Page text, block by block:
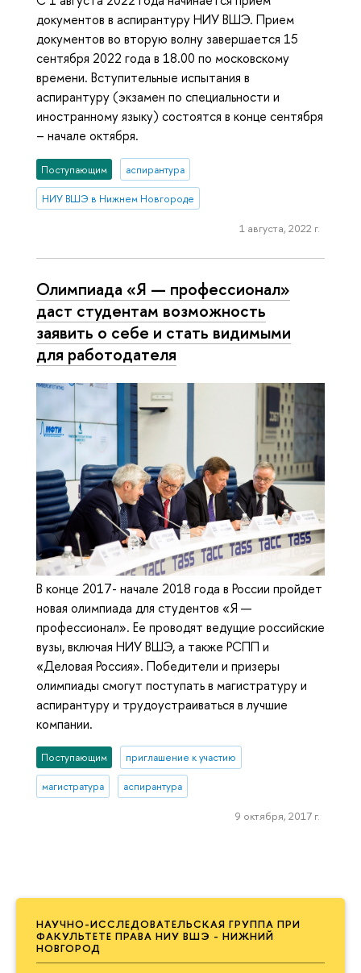
НАУЧНО-ИССЛЕДОВАТЕЛЬСКАЯ ГРУППА ПРИ
ФАКУЛЬТЕТЕ ПРАВА НИУ ВШЭ - НИЖНИЙ
НОВГОРОД
документов в аспирантуру НИУ ВШЭ. Прием
документов во вторую волну завершается 15
сентября 2022 года в 18.00 по московскому
времени. Вступительные испытания в
аспирантуру (экзамен по специальности и
иностранному языку) состоятся в конце сентября
– начале октября.
Поступающим аспирантура
НИУ ВШЭ в Нижнем Новгороде
1 августа, 2022 г.
Олимпиада «Я — профессионал»
даст студентам возможность
заявить о себе и стать видимыми
для работодателя
В конце 2017- начале 2018 года в России пройдет
новая олимпиада для студентов «Я —
профессионал». Ее проводят ведущие российские
вузы, включая НИУ ВШЭ, а также РСПП и
«Деловая Россия». Победители и призеры
олимпиады смогут поступать в магистратуру и
аспирантуру и трудоустраиваться в лучшие
компании.
Поступающим приглашение к участию
магистратура аспирантура
9 октября, 2017 г.